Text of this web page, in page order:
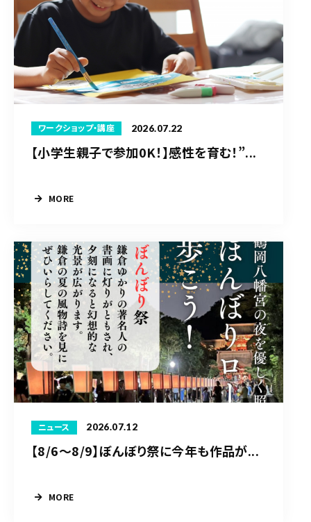
ワークショップ・講座 2026.07.22
【小学生親子で参加0K！】感性を育む！”...
MORE
ニュース 2026.07.12
【8/6〜8/9】ぼんぼり祭に今年も作品が...
MORE